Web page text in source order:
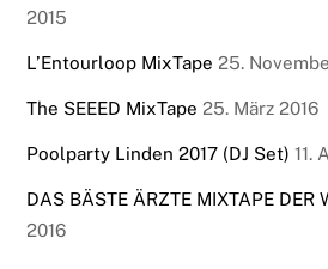
2015
L’Entourloop MixTape 25.
The SEEED MixTape 25. März 2016
Poolparty Linden 2017 (DJ Set) 11.
DAS BÄSTE ÄRZTE MIXTAPE DER
2016